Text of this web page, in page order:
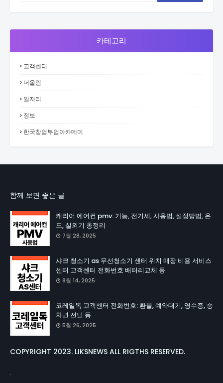
카테고리
고객센터
더올림
일자리
정보
한국창업부업아카데미
함께 보면 좋은 글
캐리어 에어컨 pmv: 기능, 전기세, 사용법, 설정방법, 온
도, 실외기 총정리
7월 28, 2025
샤크 청소기 as 무선청소기 센터 위치 매장 비용 서비스
센터 고객센터 전화번호 배터리교체 등
8월 14, 2025
코레일톡 고객센터 전화번호: 환불, 예약대기, 영수증, 승
차권 전달 등
5월 26, 2025
COPYRIGHT 2023. LIKSNEWS ALL RIGTHS RESERVED.
.